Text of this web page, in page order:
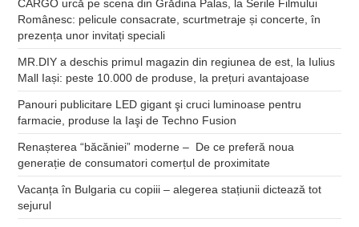
CARGO urcă pe scena din Grădina Palas, la Serile Filmului
Românesc: pelicule consacrate, scurtmetraje și concerte, în
prezența unor invitați speciali
MR.DIY a deschis primul magazin din regiunea de est, la Iulius
Mall Iași: peste 10.000 de produse, la prețuri avantajoase
Panouri publicitare LED gigant şi cruci luminoase pentru
farmacie, produse la Iaşi de Techno Fusion
Renașterea “băcăniei” moderne – De ce preferă noua
generație de consumatori comerțul de proximitate
Vacanța în Bulgaria cu copiii – alegerea stațiunii dictează tot
sejurul